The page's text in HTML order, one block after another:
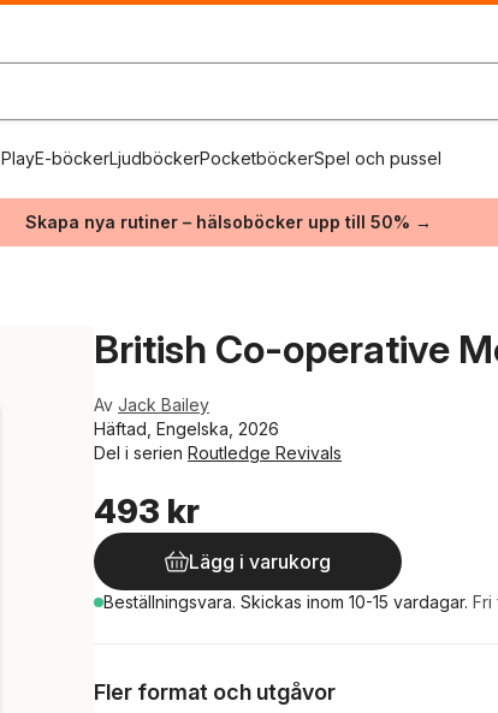
E-böckerLjudböckerPocketböckerSpel och pussel
Skapa nya rutiner – hälsoböcker upp till 50% →
British Co-operative
Av Jack Bailey
Häftad, Engelska, 2026
Del i serien Routledge Revivals
493 kr
Lägg i varukorg
Beställningsvara. Skickas inom 10-15 vardagar. Fri
Fler format och utgåvor